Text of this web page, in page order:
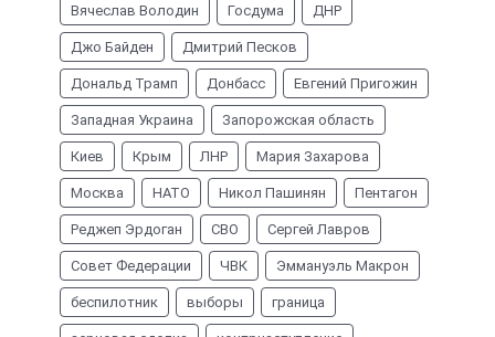
Вячеслав Володин Госдума ДНР
Джо Байден Дмитрий Песков
Дональд Трамп Донбасс Евгений Пригожин
Западная Украина Запорожская область
Киев Крым ЛНР Мария Захарова
Москва НАТО Никол Пашинян Пентагон
Реджеп Эрдоган СВО Сергей Лавров
Совет Федерации ЧВК Эммануэль Макрон
беспилотник выборы граница